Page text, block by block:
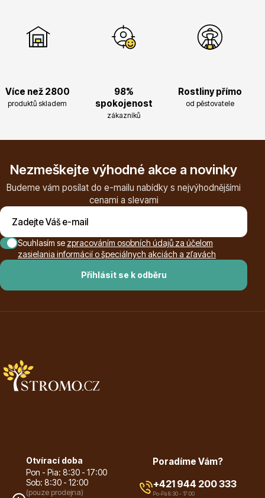
Napište nám
Více než 2800
produktů skladem
98%
spokojenost
zákazníků
Rostliny přímo
od pěstovatele
Nezmeškejte výhodné akce a novinky
Budeme vám posílat do e-mailu nabídky s nejvýhodnějšími
cenami a slevami
Přihlásit se k odběru
Souhlasím se zpracováním osobních údajů za účelom
zasielania informácií o špeciálnych akciách a zľavách
Otvírací doba
Pon - Pia: 8:30 - 17:00
Sob: 8:30 - 12:00
(pouze prodejna)
Poradíme Vám?
+421 944 200 333
Po-Pá 8:30 - 17:00